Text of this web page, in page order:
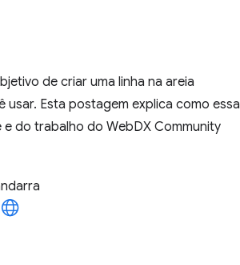
de criar uma linha na areia
Esta postagem explica como essa
do trabalho do WebDX Community